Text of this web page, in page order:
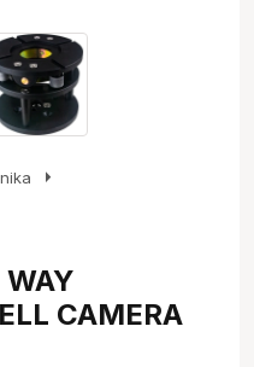
arrow_right
CAMERA